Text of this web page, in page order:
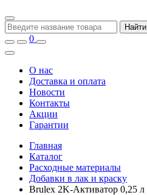
Найти
0
О нас
Доставка и оплата
Новости
Контакты
Акции
Гарантии
Главная
Каталог
Расходные материалы
Добавки в лак и краску
Brulex 2K-Активатор 0,25 л